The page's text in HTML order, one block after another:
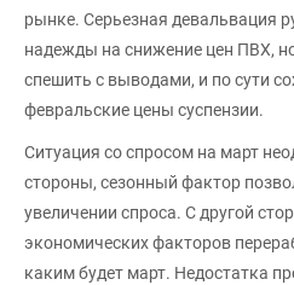
рынке. Серьезная девальвация
надежды на снижение цен ПВХ,
спешить с выводами, и по сути
февральские цены суспензии.
Ситуация со спросом на март
стороны, сезонный фактор
увеличении спроса. С другой
экономических факторов
каким будет март. Недостатка